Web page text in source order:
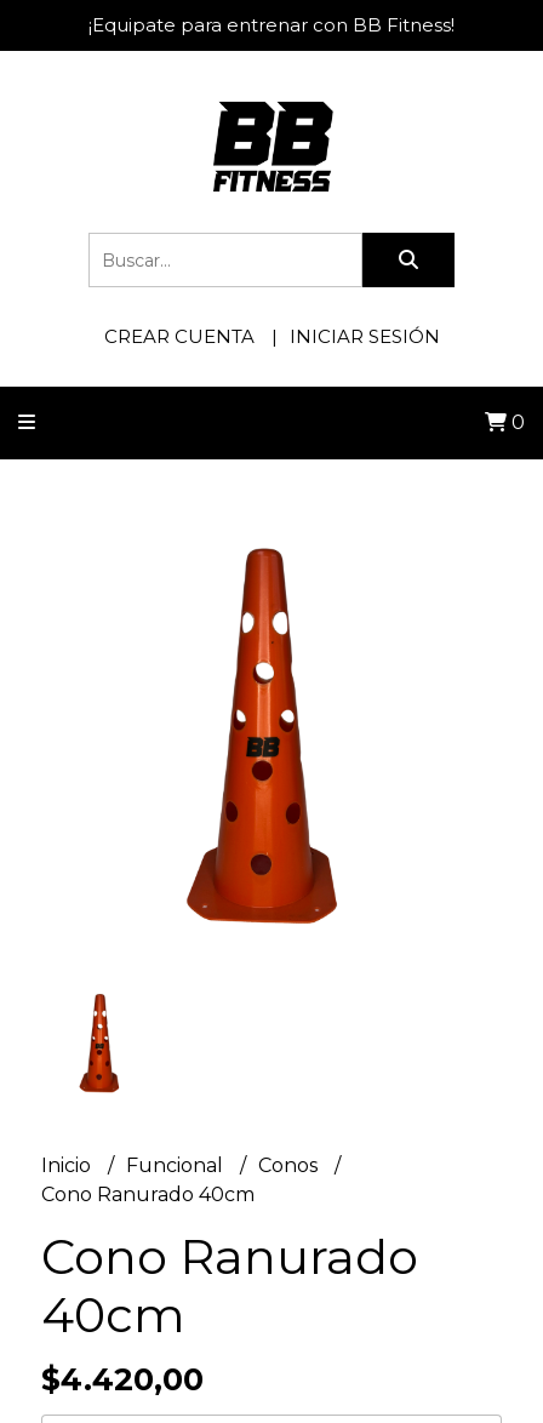
¡Equipate para entrenar con BB Fitness!
CREAR CUENTA INICIAR SESIÓN
0
Inicio Funcional
Conos
Cono Ranurado 40cm
Cono Ranurado
40cm
$4.420,00